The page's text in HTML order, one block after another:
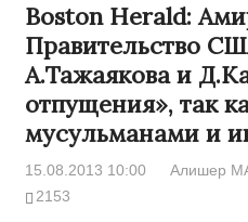
Boston Herald:
Правительство
А.Тажаякова и
отпущения», так
мусульманами и
15.08.2013 10:00 Алишер
2153